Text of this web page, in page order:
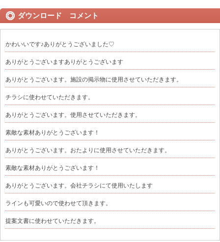
ダウンロード コメント
かわいいです♪ありがとうございました♡
ありがとうございますありがとうございます
ありがとうございます。施設の掲示物に使用させていただきます。
チラシに使わせていただきます。
ありがとうございます。使用させていただきます。
素敵な素材ありがとうございます！
ありがとうございます。おたよりに使用させていただきます。
素敵な素材ありがとうございます！
ありがとうございます。会社チラシにて使用いたします
ラインも可愛いので使わせて頂きます。
提案文書に使わせていただきます。